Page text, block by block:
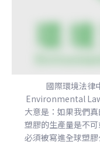
國際環境法
Environmental
大意是：如果我們
塑膠的生產量是不
必須被寫進全球塑